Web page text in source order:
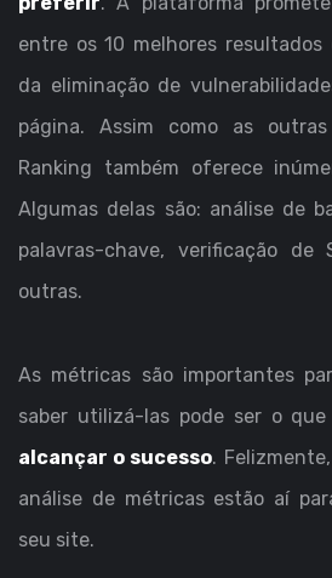
entre os 10 melhores resultados
da eliminação de
página. Assim como as
Ranking também oferece
Algumas delas são: análise de
palavras-chave, verificação de
outras.
As métricas são importantes
saber utilizá-las pode ser o
alcançar o sucesso.
análise de métricas estão aí
seu site.